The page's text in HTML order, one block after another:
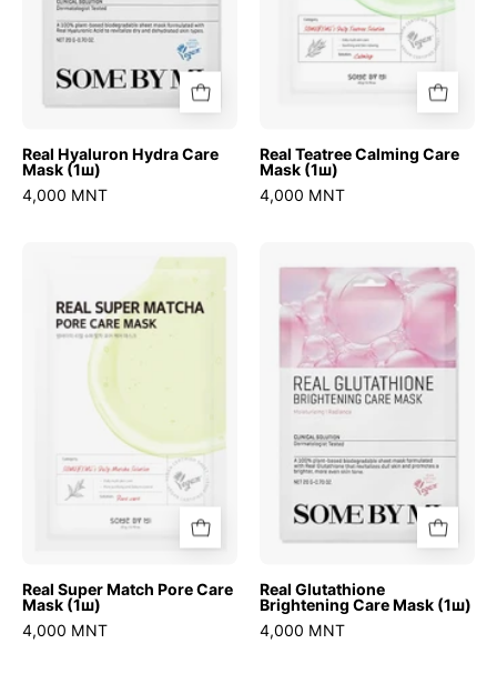
Real Hyaluron Hydra Care
Mask (1ш)
4,000 MNT
Real Teatree Calming Care
Mask (1ш)
4,000 MNT
Real
Super
Match
Pore
Real Super Match Pore Care
Mask (1ш)
4,000 MNT
Glutathione
Brightening
Care
Mask
(1ш)
Real Glutathione
Brightening Care Mask (1ш)
4,000 MNT